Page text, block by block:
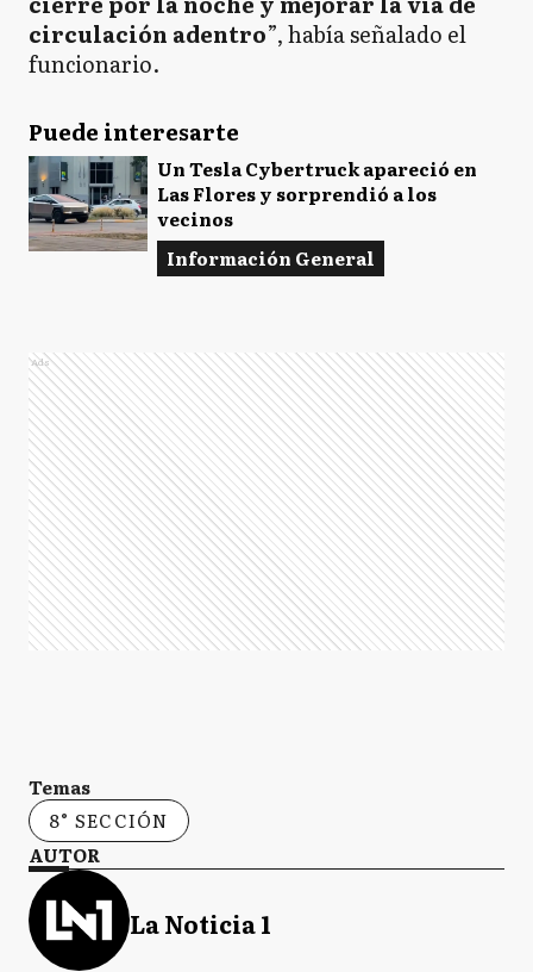
circulación adentro”, había señalado el
funcionario.
Puede interesarte
Un Tesla Cybertruck apareció en
Las Flores y sorprendió a los
vecinos
Información General
Ads
Temas
8° SECCIÓN
AUTOR
La Noticia 1